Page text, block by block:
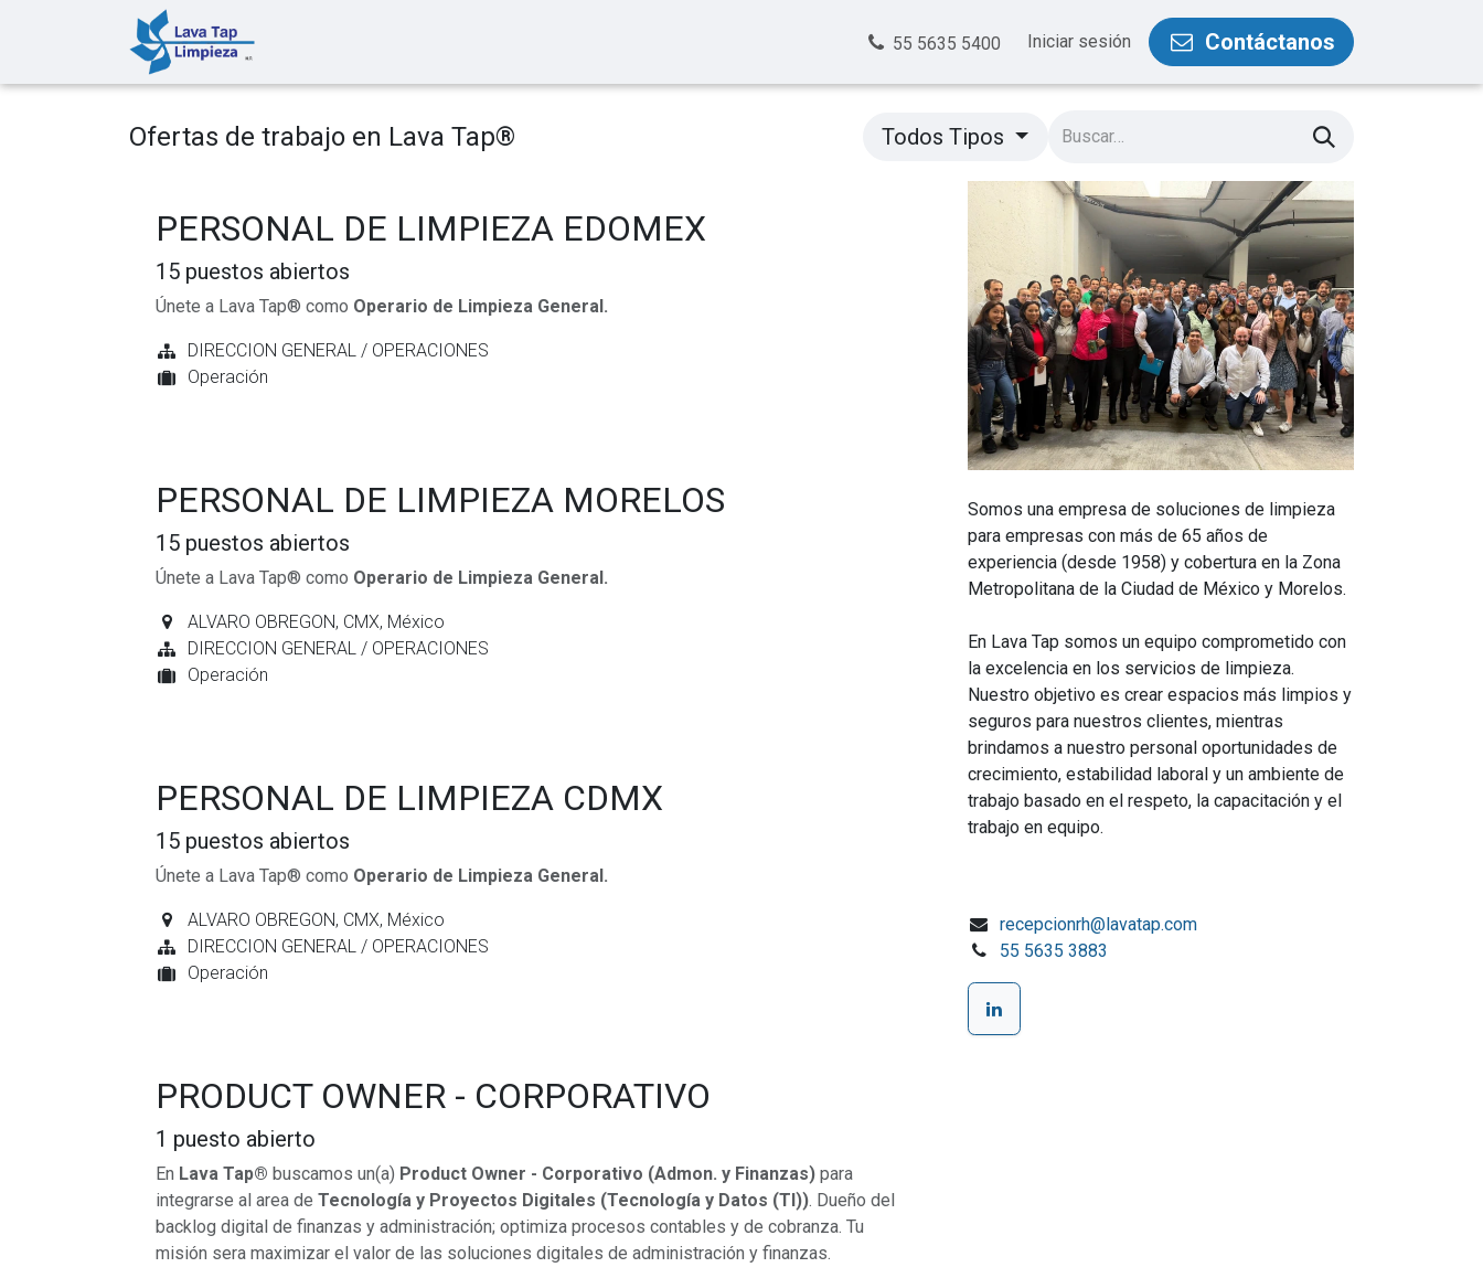
Ir al contenido
55 5635 5400 Iniciar sesión Contáctanos
Ofertas de trabajo en Lava Tap® Todos Tipos
PERSONAL DE LIMPIEZA EDOMEX
15 puestos abiertos
Únete a Lava Tap® como Operario de Limpieza General.
DIRECCION GENERAL / OPERACIONES
Operación
PERSONAL DE LIMPIEZA MORELOS
15 puestos abiertos
Únete a Lava Tap® como Operario de Limpieza General.
ALVARO OBREGON, CMX, México
DIRECCION GENERAL / OPERACIONES
Operación
PERSONAL DE LIMPIEZA CDMX
15 puestos abiertos
Únete a Lava Tap® como Operario de Limpieza General.
ALVARO OBREGON, CMX, México
DIRECCION GENERAL / OPERACIONES
Operación
PRODUCT OWNER - CORPORATIVO
1 puesto abierto
En Lava Tap® buscamos un(a) Product Owner - Corporativo (Admon. y Finanzas) para
integrarse al area de Tecnología y Proyectos Digitales (Tecnología y Datos (TI)). Dueño del
backlog digital de finanzas y administración; optimiza procesos contables y de cobranza. Tu
misión sera maximizar el valor de las soluciones digitales de administración y finanzas.
Somos una empresa de soluciones de limpieza
para empresas con más de 65 años de
experiencia (desde 1958) y cobertura en la Zona
Metropolitana de la Ciudad de México y Morelos.
En Lava Tap somos un equipo comprometido con
la excelencia en los servicios de limpieza.
Nuestro objetivo es crear espacios más limpios y
seguros para nuestros clientes, mientras
brindamos a nuestro personal oportunidades de
crecimiento, estabilidad laboral y un ambiente de
trabajo basado en el respeto, la capacitación y el
trabajo en equipo.
recepcionrh@lavatap.com
55 5635 3883